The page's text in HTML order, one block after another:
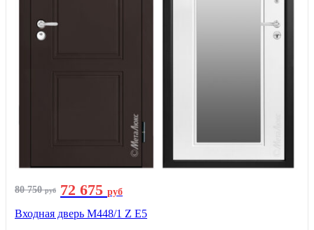
80 750руб 72 675 руб
Входная дверь М448/1 Z Е5